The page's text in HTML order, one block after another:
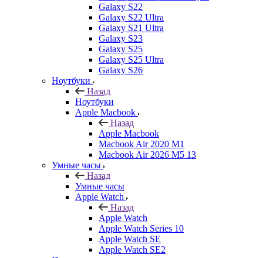
Galaxy S22
Galaxy S22 Ultra
Galaxy S21 Ultra
Galaxy S23
Galaxy S25
Galaxy S25 Ultra
Galaxy S26
Ноутбуки
Назад
Ноутбуки
Apple Macbook
Назад
Apple Macbook
Macbook Air 2020 M1
Macbook Air 2026 M5 13
Умные часы
Назад
Умные часы
Apple Watch
Назад
Apple Watch
Apple Watch Series 10
Apple Watch SE
Apple Watch SE2